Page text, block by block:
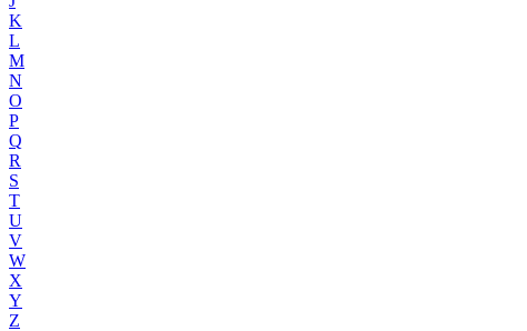
K
L
M
N
O
P
Q
R
S
T
U
V
W
X
Y
Z